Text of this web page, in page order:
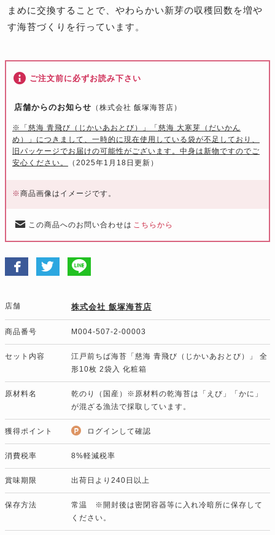
まめに交換することで、やわらかい新芽の収穫回数を増や
す海苔づくりを行っています。
ご注文前に必ずお読み下さい
店舗からのお知らせ （株式会社 飯塚海苔店）
※「慈海 青飛び（じかいあおとび）」「慈海 大寒芽（だいかん
め）」につきまして、一時的に現在使用している袋が不足しており、
旧パッケージでお届けの可能性がございます。中身は新物ですのでご
安心ください。
（2025年1月18日更新）
※商品画像はイメージです。
この商品へのお問い合わせは こちらから
店舗 株式会社 飯塚海苔店
商品番号 M004-507-2-00003
セット内容
江戸前ちば海苔「慈海 青飛び（じかいあおとび）」 全
形10枚 2袋入 化粧箱
原材料名
乾のり（国産）※原材料の乾海苔は「えび」「かに」
が混ざる漁法で採取しています。
獲得ポイント ログインして確認
消費税率 8%軽減税率
賞味期限 出荷日より240日以上
保存方法
常温 ※開封後は密閉容器等に入れ冷暗所に保存して
ください。